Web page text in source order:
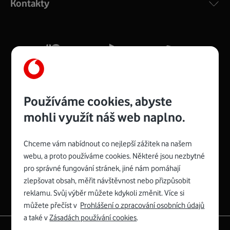
silný signál pro celou domácnost. Kompaktní rozměry 21
Více o COMPAL CH7465VF
Zyxel VMG8623-T50B:
Rozměry modemu jsou 16 x 22 x 7,5 cm (včetně stojánku)
a nabízí 4 gigabitové LAN porty a bezdrátové připojení Wi-
Fi ve verzích 802.11 b/g/n/ac pro frekvenci 2,4 GHz a
Spojte se s Vodafonem
Kontakty
Používáme cookies, abyste
mohli využít náš web naplno.
Chceme vám nabídnout co nejlepší zážitek na našem
webu, a proto používáme cookies. Některé jsou nezbytné
pro správné fungování stránek, jiné nám pomáhají
zlepšovat obsah, měřit návštěvnost nebo přizpůsobit
reklamu. Svůj výběr můžete kdykoli změnit. Více si
můžete přečíst v Prohlášení o zpracování osobních údajů
a také vZásadách používání cookies.